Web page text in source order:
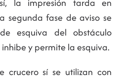
segunda fase de aviso se
esquiva del obstáculo
y permite la esquiva.
crucero sí se utilizan con